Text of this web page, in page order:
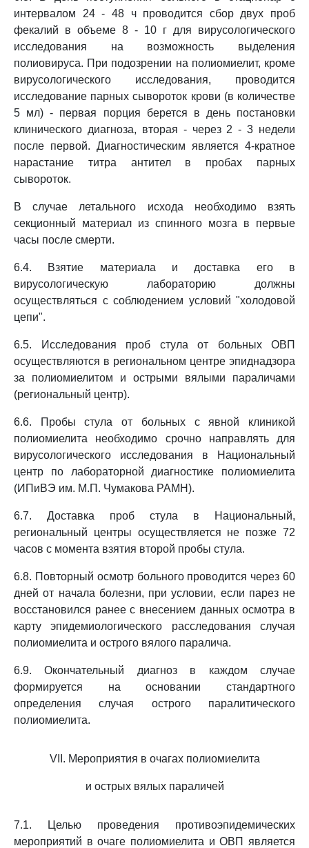
интервалом 24 - 48 ч проводится сбор двух проб
фекалий в объеме 8 - 10 г для вирусологического
исследования на возможность выделения
полиовируса. При подозрении на полиомиелит, кроме
вирусологического исследования, проводится
исследование парных сывороток крови (в количестве
5 мл) - первая порция берется в день постановки
клинического диагноза, вторая - через 2 - 3 недели
после первой. Диагностическим является 4-кратное
нарастание титра антител в пробах парных
сывороток.
В случае летального исхода необходимо взять
секционный материал из спинного мозга в первые
часы после смерти.
6.4. Взятие материала и доставка его в
вирусологическую лабораторию должны
осуществляться с соблюдением условий "холодовой
цепи".
6.5. Исследования проб стула от больных ОВП
осуществляются в региональном центре эпиднадзора
за полиомиелитом и острыми вялыми параличами
(региональный центр).
6.6. Пробы стула от больных с явной клиникой
полиомиелита необходимо срочно направлять для
вирусологического исследования в Национальный
центр по лабораторной диагностике полиомиелита
(ИПиВЭ им. М.П. Чумакова РАМН).
6.7. Доставка проб стула в Национальный,
региональный центры осуществляется не позже 72
часов с момента взятия второй пробы стула.
6.8. Повторный осмотр больного проводится через 60
дней от начала болезни, при условии, если парез не
восстановился ранее с внесением данных осмотра в
карту эпидемиологического расследования случая
полиомиелита и острого вялого паралича.
6.9. Окончательный диагноз в каждом случае
формируется на основании стандартного
определения случая острого паралитического
полиомиелита.
VII. Мероприятия в очагах полиомиелита
и острых вялых параличей
7.1. Целью проведения противоэпидемических
мероприятий в очаге полиомиелита и ОВП является